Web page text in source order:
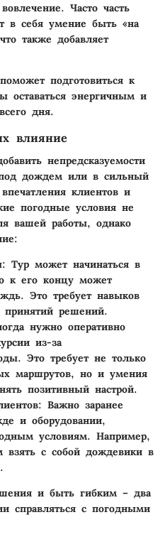
Часто часть
в себя умение быть «на
также добавляет
подготовиться к
оставаться энергичным и
дня.
влияние
непредсказуемости
под дождем или в сильный
клиентов и
погодные условия не
вашей работы, однако
: Тур может начинаться в
к его концу может
Это требует навыков
принятий решений.
нужно оперативно
из-за
Это требует не только
маршрутов, но и умения
позитивный настрой.
: Важно заранее
и оборудовании,
условиям. Например,
взять с собой дождевики в
и быть гибким – два
справляться с погодными